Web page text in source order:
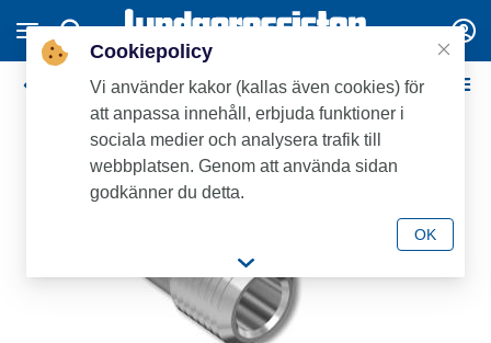
Press-pex
Cookiepolicy
Vi använder kakor (kallas även cookies) för
att anpassa innehåll, erbjuda funktioner i
sociala medier och analysera trafik till
webbplatsen. Genom att använda sidan
godkänner du detta.
OK